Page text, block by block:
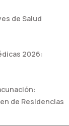
de Salud
2026:
de Residencias